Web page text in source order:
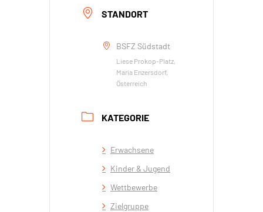
STANDORT
BSFZ Südstadt
Liese Prokop-Platz,
Maria Enzersdorf,
Österreich
KATEGORIE
Erwachsene
Kinder & Jugend
Wettbewerbe
Zielgruppe